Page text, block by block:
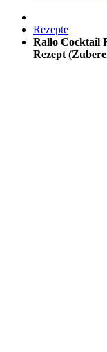
Rezepte
Rallo Cocktail
Rezept